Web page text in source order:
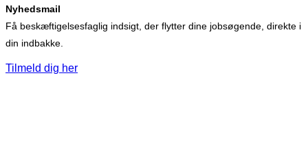
Nyhedsmail
Få beskæftigelsesfaglig indsigt, der flytter dine jobsøgende, direkte i
din indbakke.
Tilmeld dig her